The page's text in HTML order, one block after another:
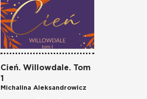
Cień. Willowdale. Tom
1
Michalina Aleksandrowicz